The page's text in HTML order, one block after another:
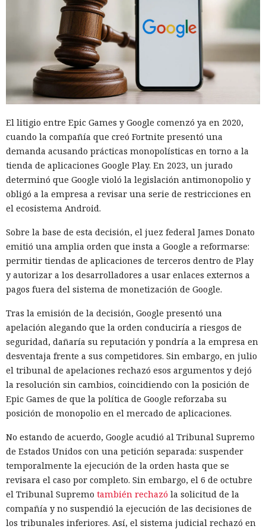
El litigio entre Epic Games y Google comenzó ya en 2020,
cuando la compañía que creó Fortnite presentó una
demanda acusando prácticas monopolísticas en torno a la
tienda de aplicaciones Google Play. En 2023, un jurado
determinó que Google violó la legislación antimonopolio y
obligó a la empresa a revisar una serie de restricciones en
el ecosistema Android.
Sobre la base de esta decisión, el juez federal James Donato
emitió una amplia orden que insta a Google a reformarse:
permitir tiendas de aplicaciones de terceros dentro de Play
y autorizar a los desarrolladores a usar enlaces externos a
pagos fuera del sistema de monetización de Google.
Tras la emisión de la decisión, Google presentó una
apelación alegando que la orden conduciría a riesgos de
seguridad, dañaría su reputación y pondría a la empresa en
desventaja frente a sus competidores. Sin embargo, en julio
el tribunal de apelaciones rechazó esos argumentos y dejó
la resolución sin cambios, coincidiendo con la posición de
Epic Games de que la política de Google reforzaba su
posición de monopolio en el mercado de aplicaciones.
No estando de acuerdo, Google acudió al Tribunal Supremo
de Estados Unidos con una petición separada: suspender
temporalmente la ejecución de la orden hasta que se
revisara el caso por completo. Sin embargo, el 6 de octubre
el Tribunal Supremo también rechazó la solicitud de la
compañía y no suspendió la ejecución de las decisiones de
los tribunales inferiores. Así, el sistema judicial rechazó en